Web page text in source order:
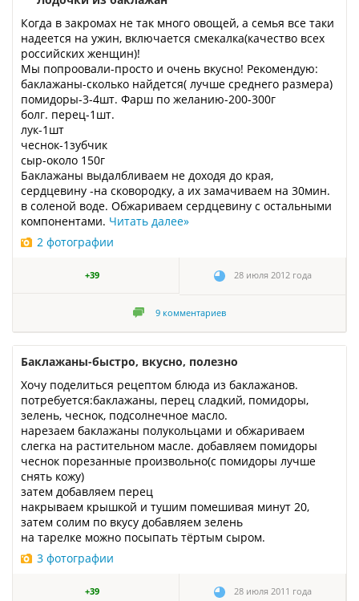
Когда в закромах не так много овощей, а семья все таки
надеется на ужин, включается смекалка(качество всех
российских женщин)!
Мы попроовали-просто и очень вкусно! Рекомендую:
баклажаны-сколько найдется( лучше среднего размера)
помидоры-3-4шт. Фарш по желанию-200-300г
болг. перец-1шт.
лук-1шт
чеснок-1зубчик
сыр-около 150г
Баклажаны выдалбливаем не доходя до края,
сердцевину -на сковородку, а их замачиваем на 30мин.
в соленой воде. Обжариваем сердцевину с остальными
компонентами. Читать далее»
2 фотографии
+39 28 июля 2012 года
9 комментариев
Баклажаны-быстро, вкусно, полезно
Хочу поделиться рецептом блюда из баклажанов.
потребуется:баклажаны, перец сладкий, помидоры,
зелень, чеснок, подсолнечное масло.
нарезаем баклажаны полукольцами и обжариваем
слегка на растительном масле. добавляем помидоры
чеснок порезанные произвольно(с помидоры лучше
снять кожу)
затем добавляем перец
накрываем крышкой и тушим помешивая минут 20,
затем солим по вкусу добавляем зелень
на тарелке можно посыпать тёртым сыром.
3 фотографии
+39 28 июля 2011 года